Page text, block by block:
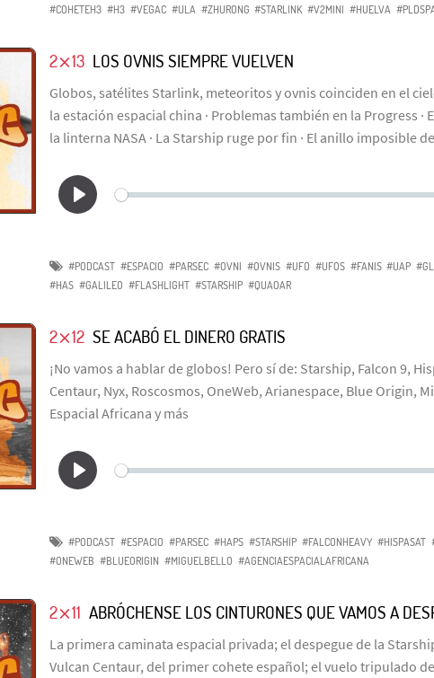
#COHETEH3 #H3 #VEGAC #ULA #ZHURONG #STARLINK #V2MINI #HUELVA
2⨯13 LOS OVNIS SIEMPRE VUELVEN
Globos, satélites Starlink, meteoritos y ovnis coinciden en el
la estación espacial china · Problemas también en la Progress ·
la linterna NASA · La Starship ruge por fin · El anillo imposible
#PODCAST #ESPACIO #PARSEC #OVNI #OVNIS #UFO #UFOS #FANIS #UAP
#HAS #GALILEO #FLASHLIGHT #STARSHIP #QUAOAR
2⨯12 SE ACABÓ EL DINERO GRATIS
¡No vamos a hablar de globos! Pero sí de: Starship, Falcon 9,
Centaur, Nyx, Roscosmos, OneWeb, Arianespace, Blue Origin,
Espacial Africana y más
#PODCAST #ESPACIO #PARSEC #HAPS #STARSHIP #FALCONHEAVY #HISPASAT
#ONEWEB #BLUEORIGIN #MIGUELBELLO #AGENCIAESPACIALAFRICANA
2⨯11 ABRÓCHENSE LOS CINTURONES QUE VAMOS A
La primera caminata espacial privada; el despegue de la
Vulcan Centaur, del primer cohete español; el vuelo tripulado